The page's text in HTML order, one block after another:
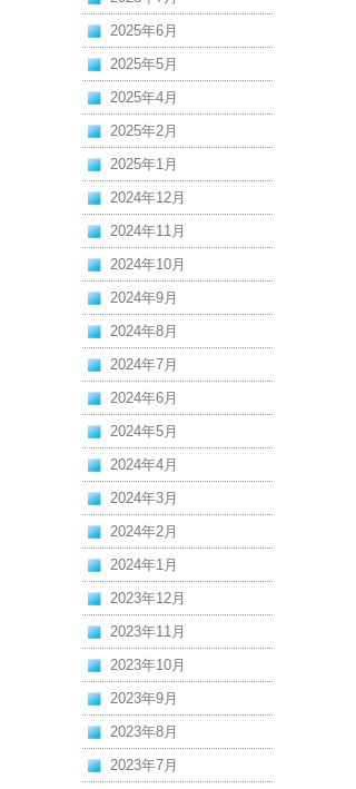
2025年6月
2025年5月
2025年4月
2025年2月
2025年1月
2024年12月
2024年11月
2024年10月
2024年9月
2024年8月
2024年7月
2024年6月
2024年5月
2024年4月
2024年3月
2024年2月
2024年1月
2023年12月
2023年11月
2023年10月
2023年9月
2023年8月
2023年7月